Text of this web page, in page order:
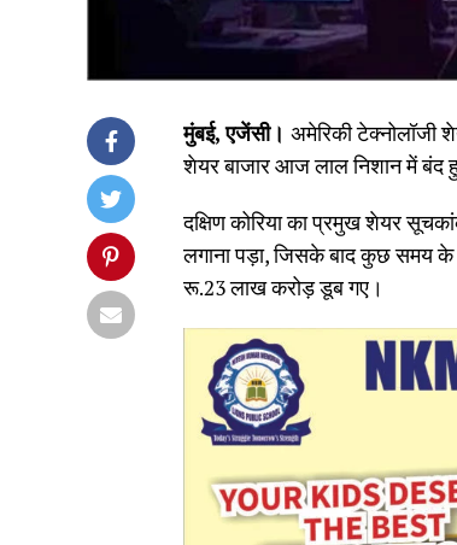
मुंबई, एजेंसी। अमेरिकी टेक्नोलॉजी
शेयर बाजार आज लाल निशान में बंद
दक्षिण कोरिया का प्रमुख शेयर
लगाना पड़ा, जिसके बाद कुछ समय के
रू.23 लाख करोड़ डूब गए।